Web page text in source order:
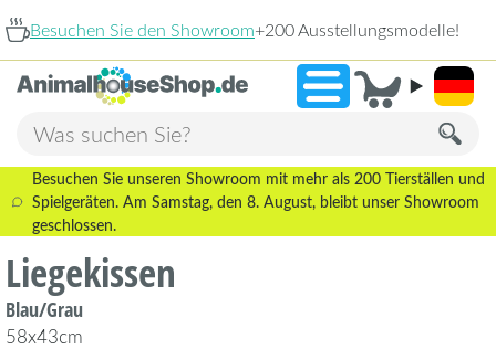
Sie den Showroom+200 Ausstellungsmodelle!
Besuchen Sie unseren Showroom mit mehr als 200 Tierställen und
Spielgeräten. Am Samstag, den 8. August, bleibt unser Showroom
geschlossen.
Liegekissen
Blau/Grau
58x43cm